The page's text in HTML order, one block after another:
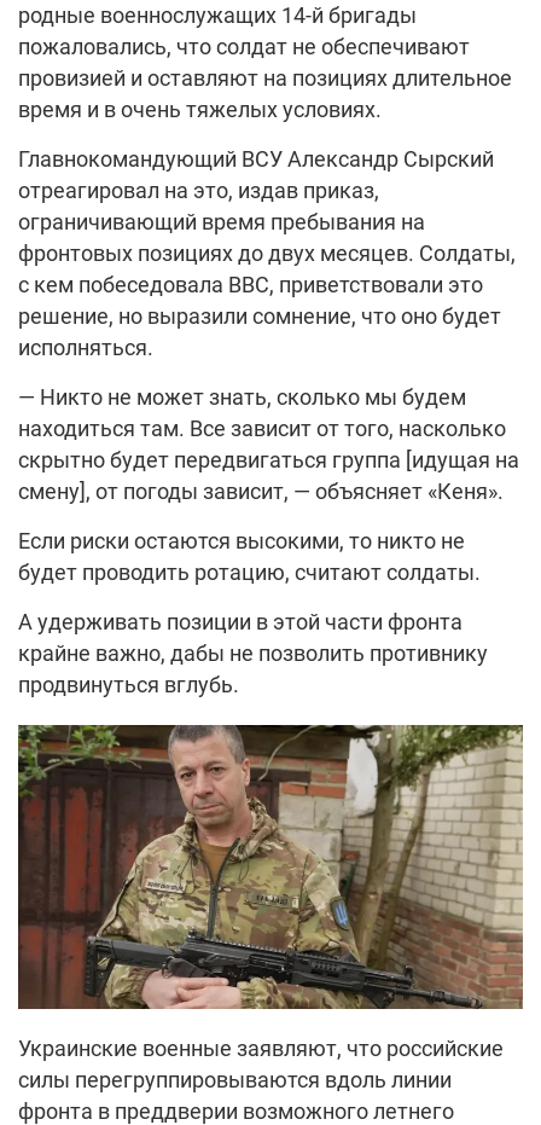
родные военнослужащих 14-й бригады
пожаловались, что солдат не обеспечивают
провизией и оставляют на позициях длительное
время и в очень тяжелых условиях.
Главнокомандующий ВСУ Александр Сырский
отреагировал на это, издав приказ,
ограничивающий время пребывания на
фронтовых позициях до двух месяцев. Солдаты,
с кем побеседовала BBC, приветствовали это
решение, но выразили сомнение, что оно будет
исполняться.
— Никто не может знать, сколько мы будем
находиться там. Все зависит от того, насколько
скрытно будет передвигаться группа [идущая на
смену], от погоды зависит, — объясняет «Кеня».
Если риски остаются высокими, то никто не
будет проводить ротацию, считают солдаты.
А удерживать позиции в этой части фронта
крайне важно, дабы не позволить противнику
продвинуться вглубь.
Украинские военные заявляют, что российские
силы перегруппировываются вдоль линии
фронта в преддверии возможного летнего